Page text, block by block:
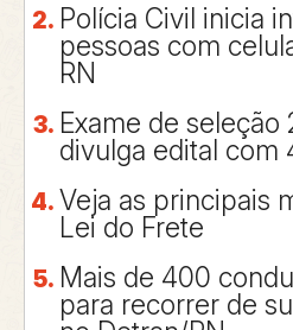
Polícia Civil inicia
pessoas com
RN
Exame de seleção
divulga edital com
Veja as principais
Lei do Frete
Mais de 400
para recorrer de